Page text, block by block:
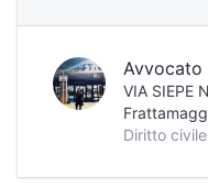
Avvocato
VIA SIEPE